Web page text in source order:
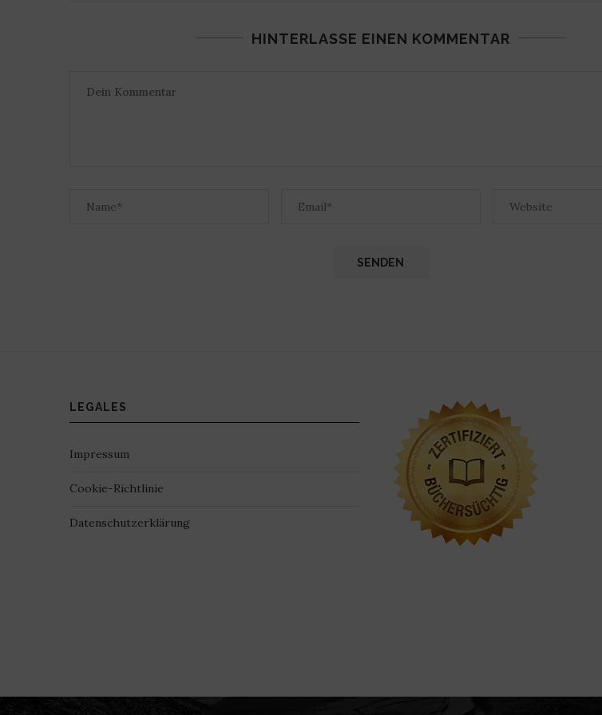
HINTERLASSE EINEN KOMMENTAR
LEGALES
Impressum
Cookie-Richtlinie
Datenschutzerklärung